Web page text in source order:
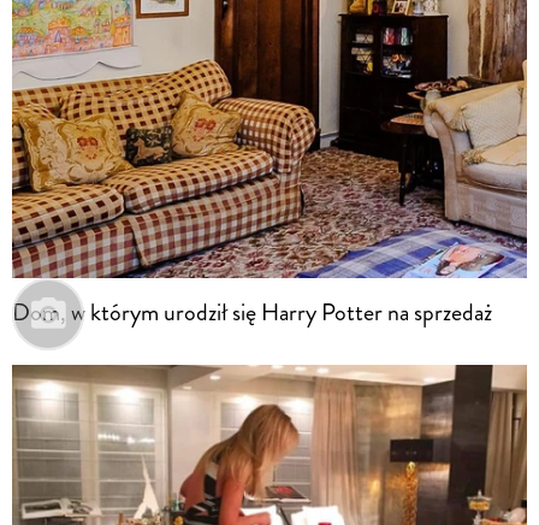
Dom, w którym urodził się Harry Potter na sprzedaż